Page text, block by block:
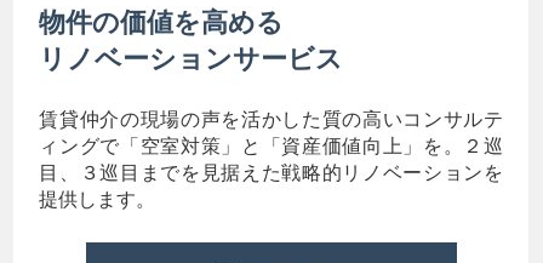
物件の価値を高める
リノベーションサービス
賃貸仲介の現場の声を活かした質の高いコンサルテ
ィングで「空室対策」と「資産価値向上」を。２巡
目、３巡目までを見据えた戦略的リノベーションを
提供します。